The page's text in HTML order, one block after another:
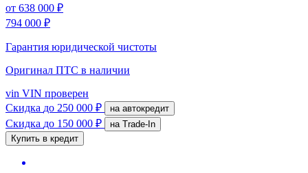
от 638 000 ₽
794 000 ₽
Гарантия юридической чистоты
Оригинал ПТС в наличии
vin VIN проверен
Скидка до 250 000 ₽ на автокредит
Скидка до 150 000 ₽
на Trade-In
Купить в кредит